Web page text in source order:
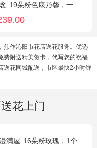
19朵粉色康乃馨，一条灯带，满天星、绿叶搭配
焦作沁阳市花店送花服务。优选
费附送精美贺卡，代写您的祝福
送花同城配送，市区最快2小时鲜
花上门
满屋 16朵粉玫瑰，1个粉色绣球，3个乒乓菊，桔梗、绿叶搭配